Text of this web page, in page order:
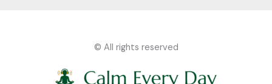
© All rights reserved